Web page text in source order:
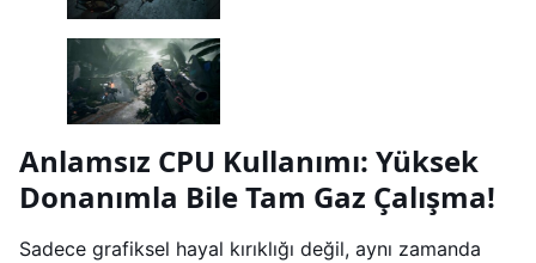
Anlamsız CPU Kullanımı: Yüksek
Donanımla Bile Tam Gaz Çalışma!
Sadece grafiksel hayal kırıklığı değil, aynı zamanda